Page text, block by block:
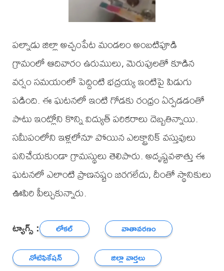
పల్నాడు జిల్లా అచ్చంపేట మండలం అంబటిపూడి
గ్రామంలో ఆదివారం ఉరుములు, మెరుపులతో కూడిన
వర్షం సమయంలో పెద్దింటి భద్రయ్య ఇంటిపై పిడుగు
పడింది. ఈ ఘటనలో ఇంటి గోడకు రంధ్రం ఏర్పడడంతో
పాటు ఇంట్లోని కొన్ని విద్యుత్ పరికరాలు దెబ్బతిన్నాయి.
సమీపంలోని ఇళ్లలోనూ పోయిన ఎలక్ట్రానిక్ వస్తువులు
పనిచేయకుండా గ్రామస్థులు తెలిపారు. అదృష్టవశాత్తు ఈ
ఘటనలో ఎలాంటి ప్రాణనష్టం జరగలేదు, దీంతో స్థానికులు
ఊపిరి పీల్చుకున్నారు.
ట్యాగ్స్ : లోకల్
వాతావరణం
నోటిఫికేషన్
జిల్లా వార్తలు